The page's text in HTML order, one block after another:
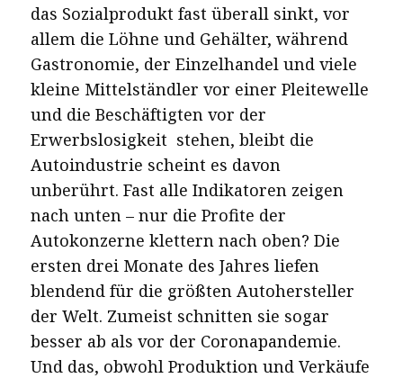
das Sozialprodukt fast überall sinkt, vor
allem die Löhne und Gehälter, während
Gastronomie, der Einzelhandel und viele
kleine Mittelständler vor einer Pleitewelle
und die Beschäftigten vor der
Erwerbslosigkeit stehen, bleibt die
Autoindustrie scheint es davon
unberührt. Fast alle Indikatoren zeigen
nach unten – nur die Profite der
Autokonzerne klettern nach oben?Die
ersten drei Monate des Jahres liefen
blendend für die größten Autohersteller
der Welt. Zumeist schnitten sie sogar
besser ab als vor der Coronapandemie.
Und das, obwohl Produktion und Verkäufe